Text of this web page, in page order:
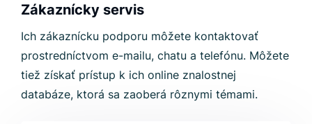
Zákaznícky servis
Ich zákaznícku podporu môžete kontaktovať
prostredníctvom e-mailu, chatu a telefónu. Môžete
tiež získať prístup k ich online znalostnej
databáze, ktorá sa zaoberá rôznymi témami.